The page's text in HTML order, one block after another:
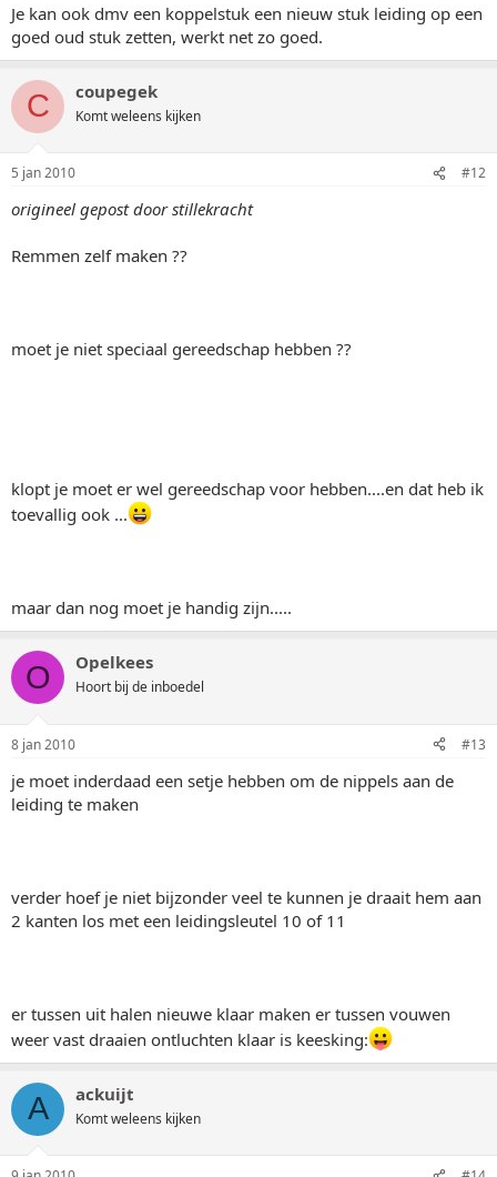
Je kan ook dmv een koppelstuk een nieuw stuk leiding op een
goed oud stuk zetten, werkt net zo goed.
C coupegek
Komt weleens kijken
5 jan 2010 #12
origineel gepost door stillekracht
Remmen zelf maken ??
moet je niet speciaal gereedschap hebben ??
klopt je moet er wel gereedschap voor hebben....en dat heb ik
toevallig ook ...
maar dan nog moet je handig zijn.....
O Opelkees
Hoort bij de inboedel
8 jan 2010 #13
je moet inderdaad een setje hebben om de nippels aan de
leiding te maken
verder hoef je niet bijzonder veel te kunnen je draait hem aan
2 kanten los met een leidingsleutel 10 of 11
er tussen uit halen nieuwe klaar maken er tussen vouwen
weer vast draaien ontluchten klaar is keesking:
A ackuijt
Komt weleens kijken